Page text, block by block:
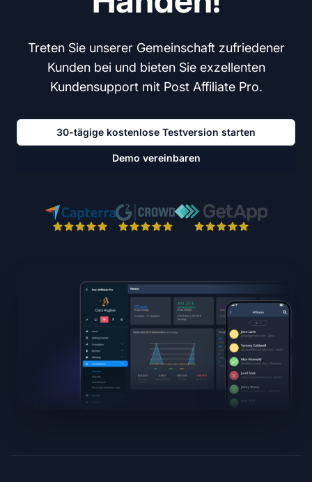
Treten Sie unserer Gemeinschaft zufriedener
Kunden bei und bieten Sie exzellenten
Kundensupport mit Post Affiliate Pro.
30-tägige kostenlose Testversion starten
Demo vereinbaren